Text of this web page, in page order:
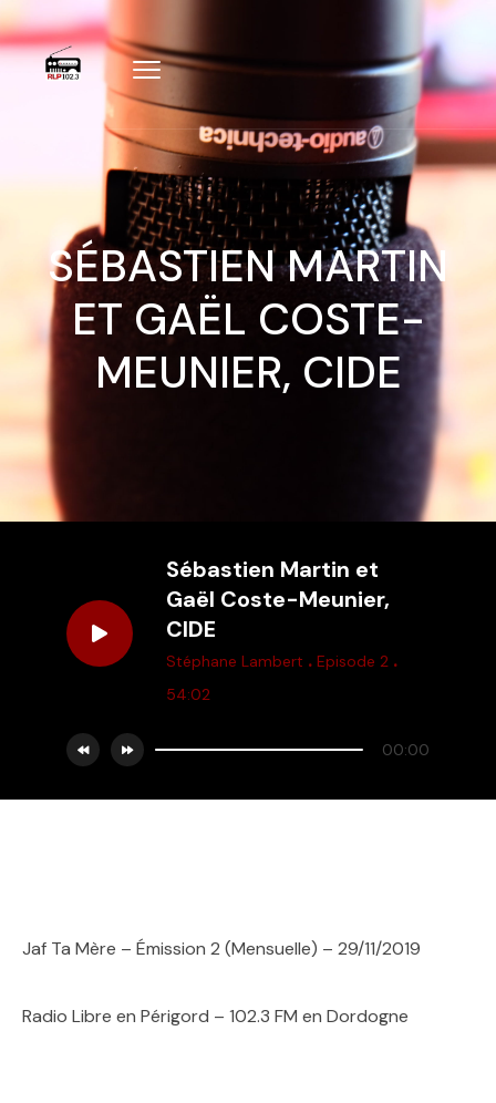
SÉBASTIEN MARTIN
ET GAËL COSTE-
MEUNIER, CIDE
Sébastien Martin et
Gaël Coste-Meunier,
CIDE
Stéphane Lambert . Episode 2 .
54:02
00:00
Jaf Ta Mère – Émission 2 (Mensuelle) – 29/11/2019
Radio Libre en Périgord – 102.3 FM en Dordogne